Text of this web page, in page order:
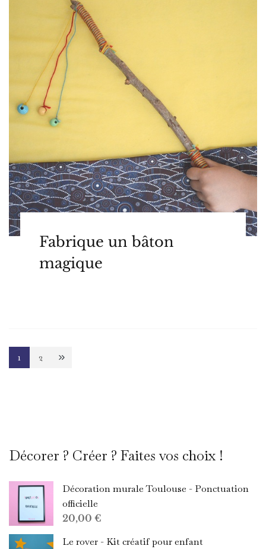
Fabrique un bâton
magique
Pagination
Page
1 Page
2
Décorer ? Créer ? Faites vos choix !
Décoration murale Toulouse - Ponctuation
officielle
20,00 €
Le rover - Kit créatif pour enfant